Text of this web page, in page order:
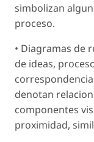
simbolizan
proceso.
• Diagramas de
de ideas,
denotan
componentes
proximidad,